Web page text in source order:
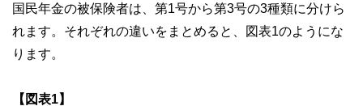
国民年金の被保険者は、第1号から第3号の3種類に分けら
れます。それぞれの違いをまとめると、図表1のようにな
ります。
【図表1】